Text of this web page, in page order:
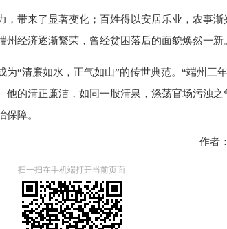
带来了显著变化；百姓得以安居乐业，农事
经济逐渐繁荣，曾经贫困落后的面貌焕然一新
“清廉如水，正气如山”的传世典范。“端州三
的清正廉洁，如同一股清泉，涤荡官场污浊
障。
作者
扫一扫在手机端打开当前页面